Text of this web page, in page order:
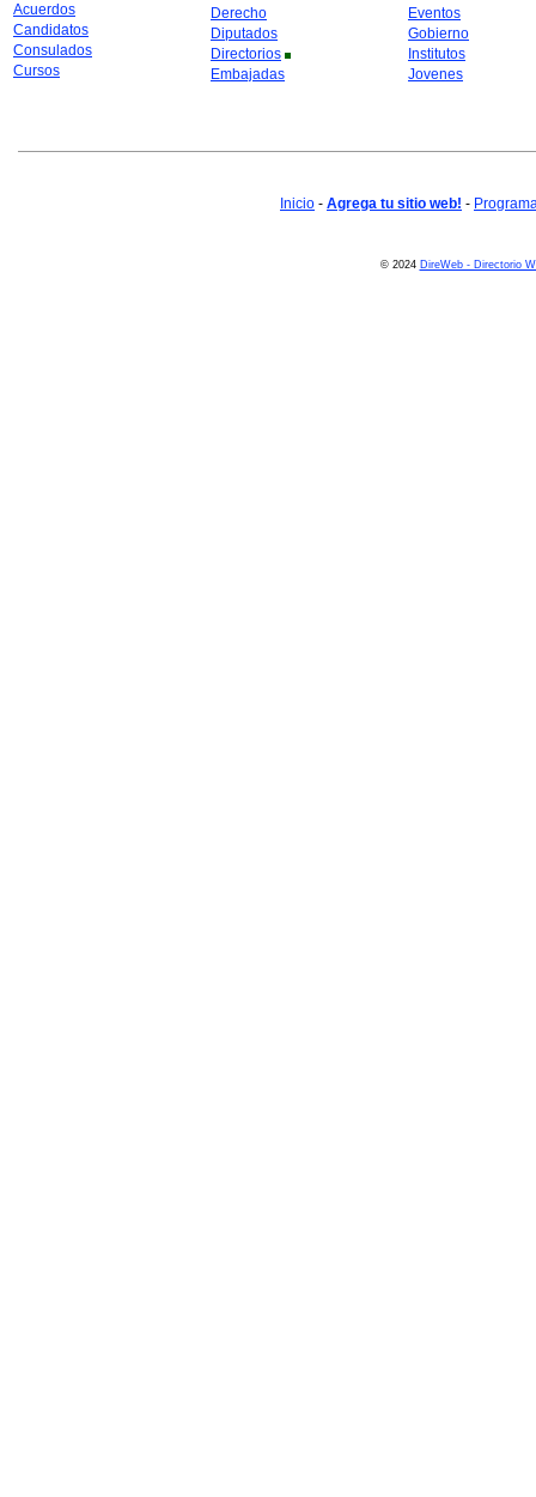
Acuerdos
Candidatos
Consulados
Cursos
Derecho
Diputados
Directorios
Embajadas
Eventos
Gobierno
Institutos
Jovenes
Inicio - Agrega tu sitio web! -
© 2024 DireWeb - Directorio